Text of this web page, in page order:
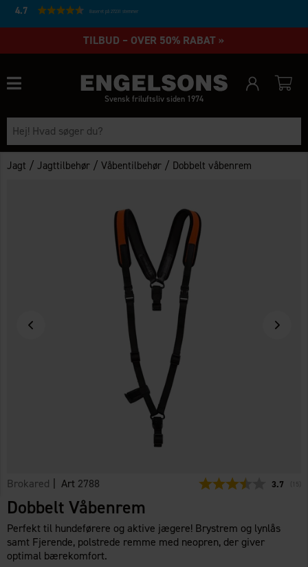
4.7 Baseret på 27231 stemmer
TILBUD – OVER 50% RABAT »
Svensk friluftsliv siden 1974
Jagt /Jagttilbehør /Våbentilbehør / Dobbelt våbenrem
Brokared | Art 2788 3.7 15
Dobbelt Våbenrem
Perfekt til hundeførere og aktive jægere! Brystrem og lynlås
samt Fjerende, polstrede remme med neopren, der giver
optimal bærekomfort.